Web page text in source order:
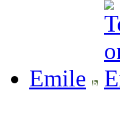
Emile